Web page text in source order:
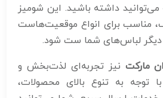
داشته باشید. این شومیز
مناسب برای انواع موقعیت‌هاست
دیگر لباس‌های شما ست شود.
مارکت نیز تجربه‌ای لذت‌بخش و
توجه به تنوع بالای محصولات،